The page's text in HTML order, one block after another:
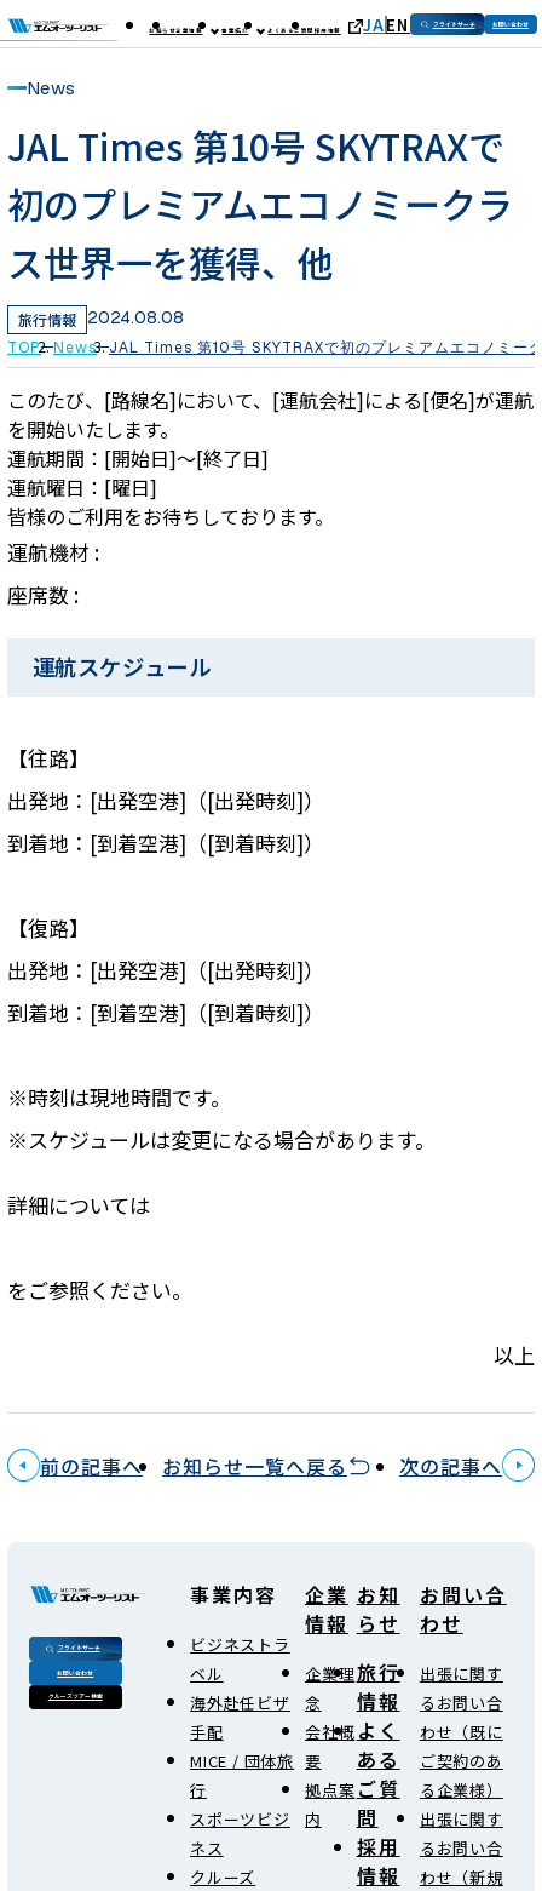
お知らせ企業情報 事業紹介 よくあるご質問採用情報 JAEN フライトサーチ お問い合わせ
News
JAL Times 第10号 SKYTRAXで
初のプレミアムエコノミークラ
ス世界一を獲得、他
旅行情報 2024.08.08
TOP News JAL Times 第10号 SKYTRAXで初のプレミアムエコノミー
このたび、[路線名]において、[運航会社]による[便名]が運航
を開始いたします。
運航期間：[開始日]～[終了日]
運航曜日：[曜日]
皆様のご利用をお待ちしております。
運航機材 :
座席数 :
運航スケジュール
【往路】
出発地：[出発空港]（[出発時刻]）
到着地：[到着空港]（[到着時刻]）
【復路】
出発地：[出発空港]（[出発時刻]）
到着地：[到着空港]（[到着時刻]）
※時刻は現地時間です。
※スケジュールは変更になる場合があります。
詳細については
をご参照ください。
以上
前の記事へ お知らせ一覧へ戻る 次の記事へ
フライトサーチ
お問い合わせ
クルーズツアー検索
事業内容
ビジネストラ
ベル
海外赴任ビザ
手配
MICE / 団体旅
行
スポーツビジ
ネス
クルーズ
企業
情報
企業理
念
会社概
要
拠点案
内
お知
らせ
旅行
情報
よく
ある
ご質
問
採用
情報
お問い合
わせ
出張に関す
るお問い合
わせ（既に
ご契約のあ
る企業様）
出張に関す
るお問い合
わせ（新規